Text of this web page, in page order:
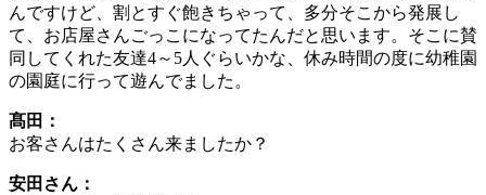
んですけど、割とすぐ飽きちゃって、多分そこから発展し
て、お店屋さんごっこになってたんだと思います。そこに賛
同してくれた友達4～5人ぐらいかな、休み時間の度に幼稚園
の園庭に行って遊んでました。
髙田：
お客さんはたくさん来ましたか？
安田さん：